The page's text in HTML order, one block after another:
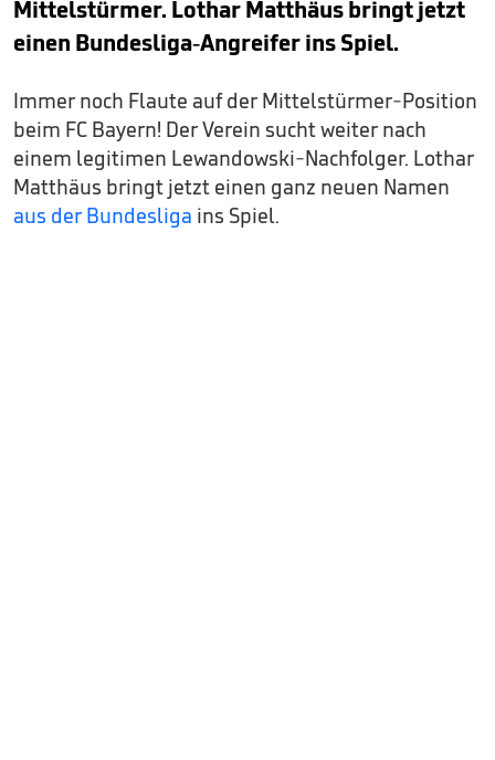
Mittelstürmer. Lothar Matthäus bringt jetzt
einen Bundesliga-Angreifer ins Spiel.
Immer noch Flaute auf der Mittelstürmer-Position
beim FC Bayern! Der Verein sucht weiter nach
einem legitimen Lewandowski-Nachfolger. Lothar
Matthäus bringt jetzt einen ganz neuen Namen
aus der Bundesliga ins Spiel.